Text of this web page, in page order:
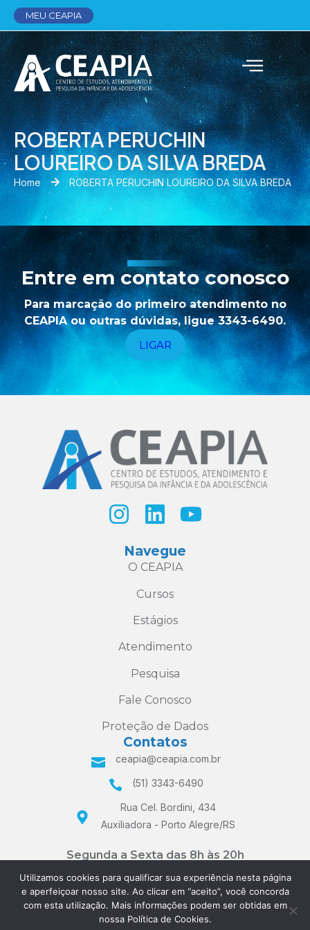
MEU CEAPIA
ROBERTA PERUCHIN
LOUREIRO DA SILVA BREDA
Home ROBERTA PERUCHIN LOUREIRO DA SILVA BREDA
Entre em contato conosco
Para marcação do primeiro atendimento no
CEAPIA ou outras dúvidas, ligue 3343-6490.
LIGAR
Navegue
O CEAPIA
Cursos
Estágios
Atendimento
Pesquisa
Fale Conosco
Proteção de Dados
Contatos
ceapia@ceapia.com.br
(51) 3343-6490
Rua Cel. Bordini, 434
Auxiliadora - Porto Alegre/RS
Segunda a Sexta das 8h às 20h
e Sábados das 8h às 12h
Utilizamos cookies para qualificar sua experiência nesta página
e aperfeiçoar nosso site. Ao clicar em “aceito”, você concorda
com esta utilização. Mais informações podem ser obtidas em
nossa Política de Cookies.